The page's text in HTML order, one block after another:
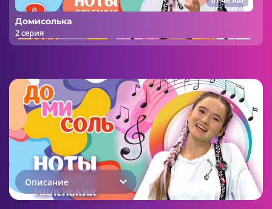
Домисолька
2 серия
01:48 AM
Домисолька
3 серия
Описание